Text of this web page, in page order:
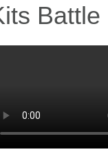
Battle